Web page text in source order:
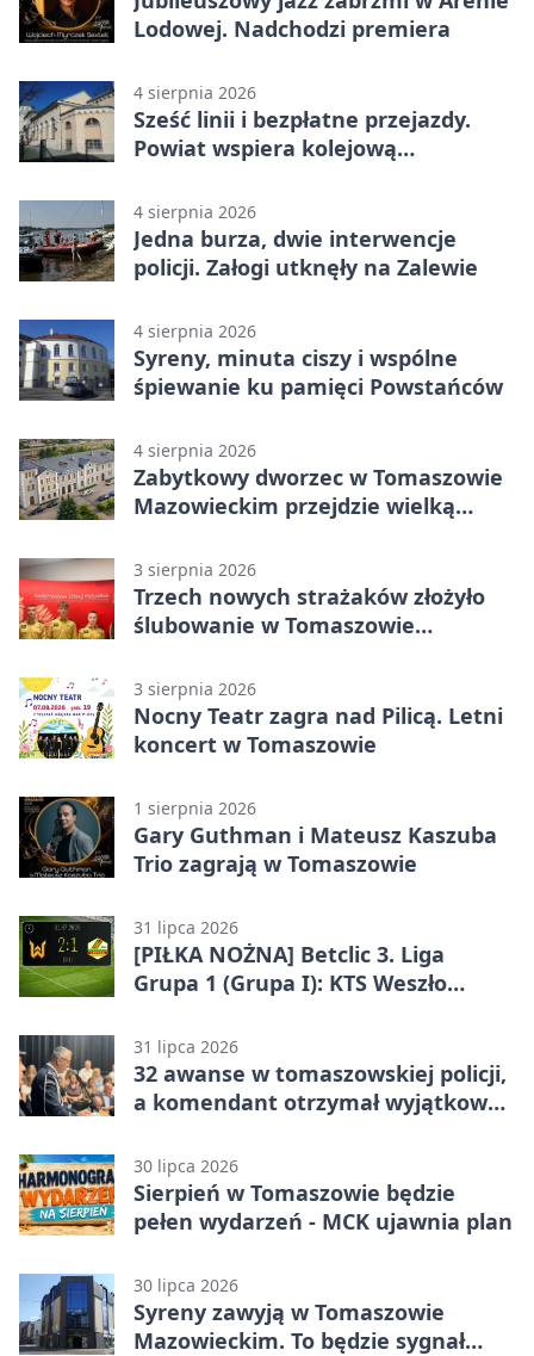
Lodowej. Nadchodzi premiera
4 sierpnia 2026
Sześć linii i bezpłatne przejazdy.
Powiat wspiera kolejową
4 sierpnia 2026
Jedna burza, dwie interwencje
policji. Załogi utknęły na Zalewie
4 sierpnia 2026
Syreny, minuta ciszy i wspólne
śpiewanie ku pamięci Powstańców
4 sierpnia 2026
Zabytkowy dworzec w Tomaszowie
Mazowieckim przejdzie wielką
wykonawcy
3 sierpnia 2026
Trzech nowych strażaków złożyło
ślubowanie w Tomaszowie
3 sierpnia 2026
Nocny Teatr zagra nad Pilicą. Letni
koncert w Tomaszowie
1 sierpnia 2026
Gary Guthman i Mateusz Kaszuba
Trio zagrają w Tomaszowie
31 lipca 2026
[PIŁKA NOŻNA] Betclic 3. Liga
Grupa 1 (Grupa I): KTS Weszło
Mazowiecki 2:1
31 lipca 2026
32 awanse w tomaszowskiej policji,
a komendant otrzymał wyjątkowy
30 lipca 2026
Sierpień w Tomaszowie będzie
pełen wydarzeń - MCK ujawnia plan
30 lipca 2026
Syreny zawyją w Tomaszowie
Mazowieckim. To będzie sygnał